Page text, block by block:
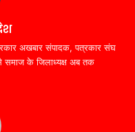
अखबार संपादक, पत्रकार संघ
के जिलाध्यक्ष अब तक